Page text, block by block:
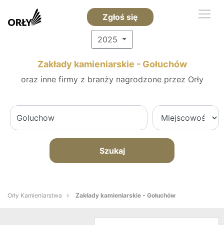
Zgłoś się
2025
Zakłady kamieniarskie - Gołuchów
oraz inne firmy z branży nagrodzone przez Orły
Szukaj
Orły Kamieniarstwa Zakłady kamieniarskie - Gołuchów